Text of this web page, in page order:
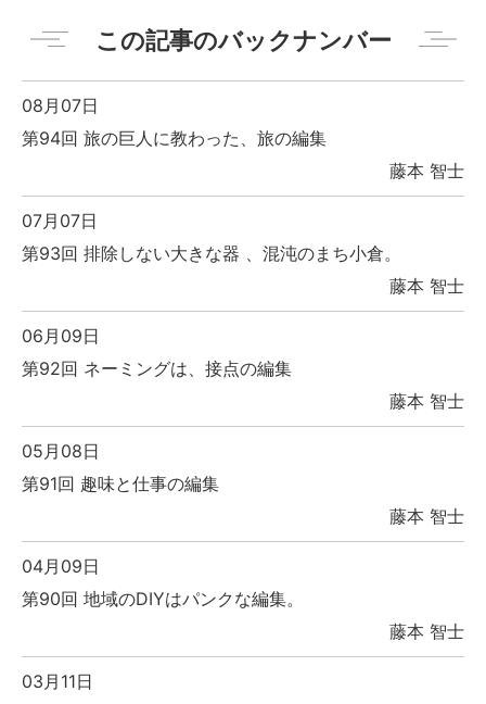
この記事のバックナンバー
08月07日
第94回 旅の巨人に教わった、旅の編集
藤本 智士
07月07日
第93回 排除しない大きな器 、混沌のまち小倉。
藤本 智士
06月09日
第92回 ネーミングは、接点の編集
藤本 智士
05月08日
第91回 趣味と仕事の編集
藤本 智士
04月09日
第90回 地域のDIYはパンクな編集。
藤本 智士
03月11日